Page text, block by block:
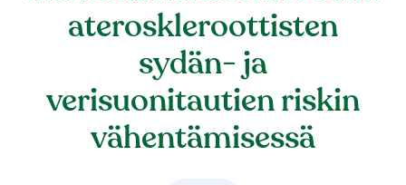
ateroskleroottisten
sydän- ja
verisuonitautien riskin
vähentämisessä